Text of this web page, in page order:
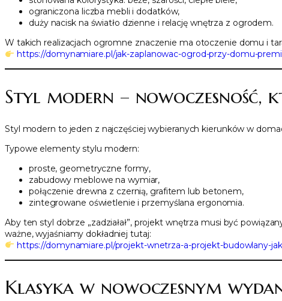
ograniczona liczba mebli i dodatków,
duży nacisk na światło dzienne i relację wnętrza z ogrodem.
W takich realizacjach ogromne znaczenie ma otoczenie domu i
https://domynamiare.pl/jak-zaplanowac-ogrod-przy-domu-
Styl modern – nowoczesność,
Styl modern to jeden z najczęściej wybieranych kierunków w
Typowe elementy stylu modern:
proste, geometryczne formy,
zabudowy meblowe na wymiar,
połączenie drewna z czernią, grafitem lub betonem,
zintegrowane oświetlenie i przemyślana ergonomia.
Aby ten styl dobrze „zadziałał”, projekt wnętrza musi być
ważne, wyjaśniamy dokładniej tutaj:
https://domynamiare.pl/projekt-wnetrza-a-projekt-budowlany-
Klasyka w nowoczesnym